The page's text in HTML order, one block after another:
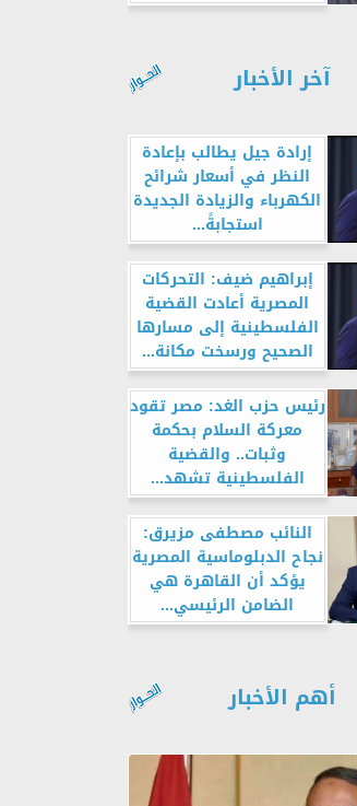
آخر الأخبار
إرادة جيل يطالب بإعادة
النظر في أسعار شرائح
الكهرباء والزيادة الجديدة
استجابةً...
إبراهيم ضيف: التحركات
المصرية أعادت القضية
الفلسطينية إلى مسارها
الصحيح ورسخت مكانة...
رئيس حزب الغد: مصر تقود
معركة السلام بحكمة
وثبات.. والقضية
الفلسطينية تشهد...
النائب مصطفى مزيرق:
نجاح الدبلوماسية المصرية
يؤكد أن القاهرة هي
الضامن الرئيسي...
أهم الأخبار